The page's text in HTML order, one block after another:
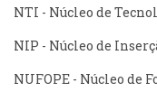
NTI - Núcleo de
NIP - Núcleo de
NUFOPE - Núcleo de